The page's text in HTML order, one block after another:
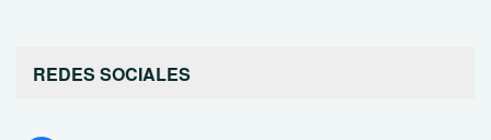
REDES SOCIALES